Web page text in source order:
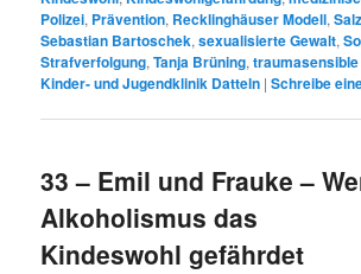
Polizei, Prävention, Recklinghäuser Modell,
Sebastian Bartoschek,sexualisierte Gewalt,
Strafverfolgung,Tanja Brüning,
Kinder- und Jugendklinik Datteln |Schreibe
33 – Emil und Frauke –
Alkoholismus das
Kindeswohl gefährdet